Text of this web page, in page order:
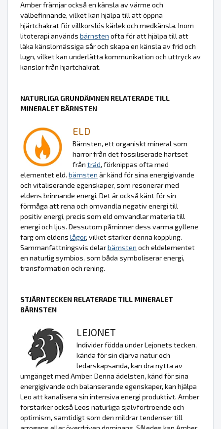
Amber främjar också en känsla av värme och
välbefinnande, vilket kan hjälpa till att öppna
hjärtchakrat för villkorslös kärlek och medkänsla. Inom
litoterapi används bärnsten ofta för att hjälpa till att
läka känslomässiga sår och skapa en känsla av frid och
lugn, vilket kan underlätta kommunikation och uttryck av
känslor från hjärtchakrat.
NATURLIGA GRUNDÄMNEN RELATERADE TILL
MINERALET BÄRNSTEN
ELD
Bärnsten, ett organiskt mineral som
härrör från det fossiliserade hartset
från träd, förknippas ofta med
elementet eld. bärnsten är känd för sina energigivande
och vitaliserande egenskaper, som resonerar med
eldens brinnande energi. Det är också känt för sin
förmåga att rena och omvandla negativ energi till
positiv energi, precis som eld omvandlar materia till
energi och ljus. Dessutom påminner dess varma gyllene
färg om eldens lågor, vilket stärker denna koppling.
Sammanfattningsvis delarbärnsten och eldelementet
en naturlig symbios, som båda symboliserar energi,
transformation och rening.
STJÄRNTECKEN RELATERADE TILL MINERALET
BÄRNSTEN
LEJONET
Individer födda under Lejonets tecken,
kända för sin djärva natur och
ledarskapsanda, kan dra nytta av
umgänget med Amber. Denna ädelsten, känd för sina
energigivande och balanserande egenskaper, kan hjälpa
Leo att kanalisera sin intensiva energi produktivt. Amber
förstärker också Leos naturliga självförtroende och
optimism, samtidigt som den mildrar tendenser till